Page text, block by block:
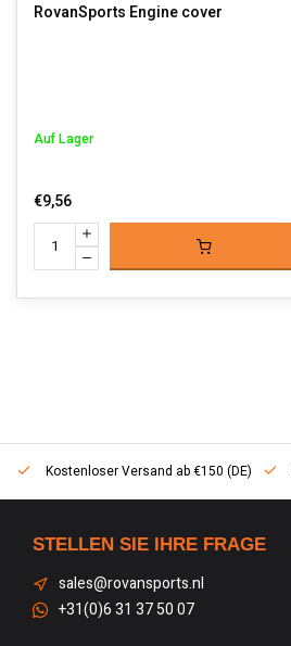
RovanSports Engine cover
Auf Lager
€9,56
Kostenloser Versand ab €150 (DE)
STELLEN SIE IHRE FRAGE
sales@rovansports.nl
+31(0)6 31 37 50 07